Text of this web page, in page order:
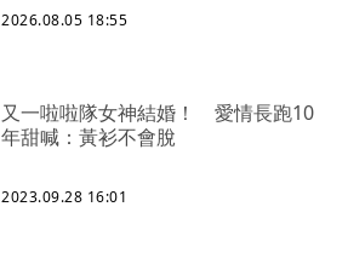
2026.08.05 18:55
又一啦啦隊女神結婚！ 愛情長跑10
年甜喊：黃衫不會脫
2023.09.28 16:01